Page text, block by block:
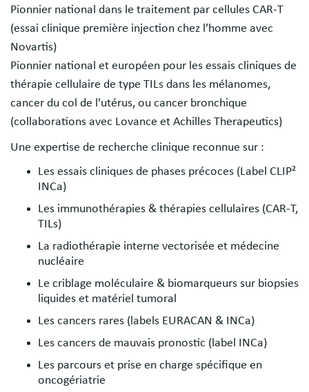
Pionnier national dans le traitement par cellules CAR-T
(essai clinique première injection chez l’homme avec
Novartis)
Pionnier national et européen pour les essais cliniques de
thérapie cellulaire de type TILs dans les mélanomes,
cancer du col de l'utérus, ou cancer bronchique
(collaborations avec Lovance et Achilles Therapeutics)
Une expertise de recherche clinique reconnue sur :
Les essais cliniques de phases précoces (Label CLIP²
INCa)
Les immunothérapies & thérapies cellulaires (CAR-T,
TILs)
La radiothérapie interne vectorisée et médecine
nucléaire
Le criblage moléculaire & biomarqueurs sur biopsies
liquides et matériel tumoral
Les cancers rares (labels EURACAN & INCa)
Les cancers de mauvais pronostic (label INCa)
Les parcours et prise en charge spécifique en
oncogériatrie